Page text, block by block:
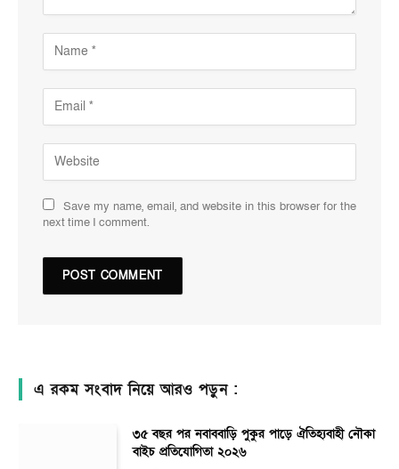
Save my name, email, and website in this browser for the
next time I comment.
এ রকম সংবাদ নিয়ে আরও পড়ুন :
৩৫ বছর পর নবাববাড়ি পুকুর পাড়ে ঐতিহ্যবাহী নৌকা
বাইচ প্রতিযোগিতা ২০২৬